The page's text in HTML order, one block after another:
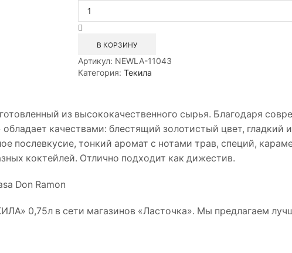
товара
Спиртной
Дон
Репосадо
Текила
В КОРЗИНУ
Артикул: NEWLA-11043
Категория: Текила
из высококачественного сырья. Благодаря
качествами: блестящий золотистый цвет, гладкий
послевкусие, тонкий аромат с нотами трав, специй,
коктейлей. Отлично подходит как дижестив.
0,75л в сети магазинов «Ласточка». Мы предлагаем